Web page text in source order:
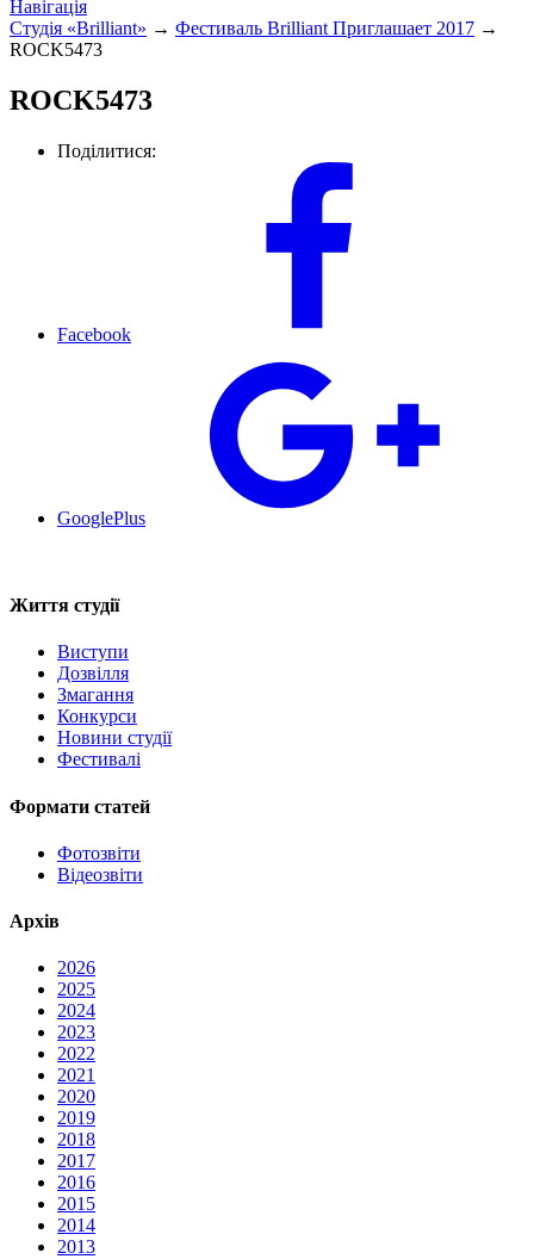
Навігація
Студія «Brilliant» → Фестиваль Brilliant Приглашает 2017 →
ROCK5473
ROCK5473
Поділитися:
Facebook
GooglePlus
Життя студії
Виступи
Дозвілля
Змагання
Конкурси
Новини студії
Фестивалі
Формати статей
Фотозвіти
Відеозвіти
Архів
2026
2025
2024
2023
2022
2021
2020
2019
2018
2017
2016
2015
2014
2013